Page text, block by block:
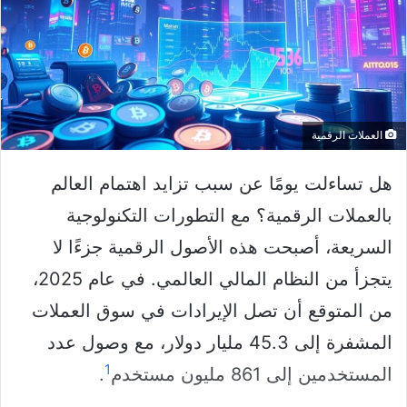
العملات الرقمية
هل تساءلت يومًا عن سبب تزايد اهتمام العالم
بالعملات الرقمية؟ مع التطورات التكنولوجية
السريعة، أصبحت هذه الأصول الرقمية جزءًا لا
يتجزأ من النظام المالي العالمي. في عام 2025،
من المتوقع أن تصل الإيرادات في سوق العملات
المشفرة إلى 45.3 مليار دولار، مع وصول عدد
المستخدمين إلى 861 مليون مستخدم
1
.